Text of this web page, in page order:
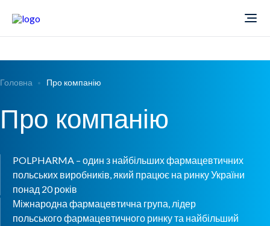
Продукти
Кардіологія
Неврологія
Звіти
Фармаконагляд
Головна Про компанію
Про компанію
POLPHARMA – один з найбільших фармацевтичних
польських виробників, який працює на ринку України
понад 20 років
Міжнародна фармацевтична група, лідер
польського фармацевтичного ринку та найбільший